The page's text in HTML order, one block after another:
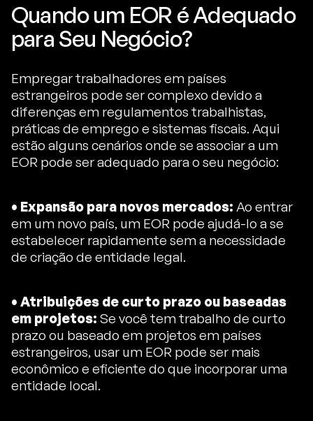
Quando um EOR é Adequado
para Seu Negócio?
Empregar trabalhadores em países
estrangeiros pode ser complexo devido a
diferenças em regulamentos trabalhistas,
práticas de emprego e sistemas fiscais. Aqui
estão alguns cenários onde se associar a um
EOR pode ser adequado para o seu negócio:
• Expansão para novos mercados: Ao entrar
em um novo país, um EOR pode ajudá-lo a se
estabelecer rapidamente sem a necessidade
de criação de entidade legal.
• Atribuições de curto prazo ou baseadas
em projetos: Se você tem trabalho de curto
prazo ou baseado em projetos em países
estrangeiros, usar um EOR pode ser mais
econômico e eficiente do que incorporar uma
entidade local.